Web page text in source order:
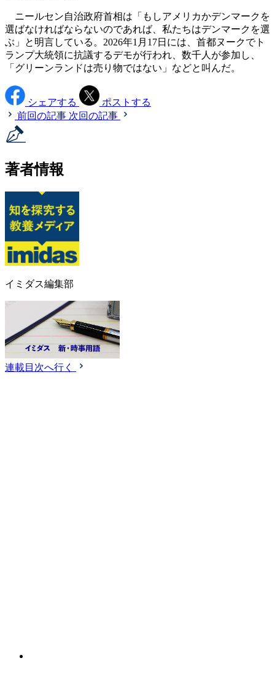
ニールセン自治政府首相は「もしアメリカかデンマークを
選ばなければならないのであれば、私たちはデンマークを選
ぶ」と明言している。2026年1月17日には、首都ヌークでト
ランプ大統領に抗議するデモが行われ、数千人が参加し、
「グリーンランドは売り物ではない」などと叫んだ。
シェアする
ポストする
前回の記事 次回の記事
著者情報
イミダス編集部
連載目次へ行く